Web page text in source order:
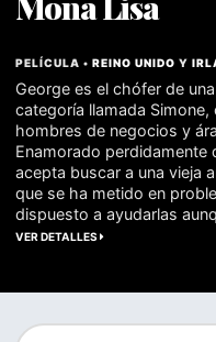
PELÍCULA •REINO UNIDO Y
George es el chófer de
categoría llamada
hombres de negocios y
Enamorado perdidamente
acepta buscar a una vieja
que se ha metido en
dispuesto a ayudarlas
VER DETALLES